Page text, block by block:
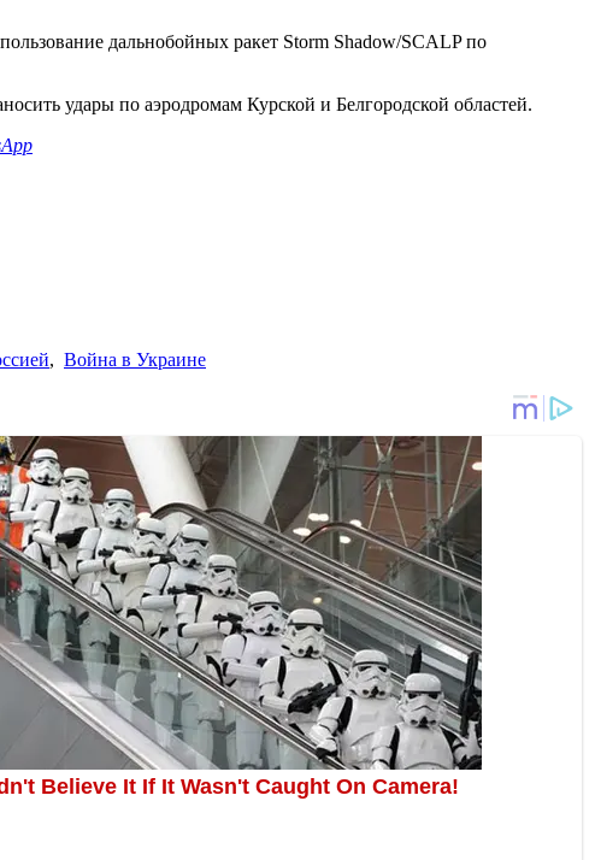
дальнобойных ракет Storm Shadow/SCALP по
удары по аэродромам Курской и Белгородской областей.
, Война в Украине